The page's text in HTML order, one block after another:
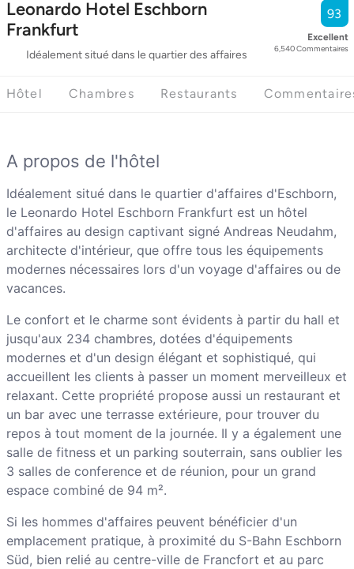
Leonardo Hotel Eschborn
Frankfurt
Idéalement situé dans le quartier des affaires
93
Excellent
6,540Commentaires
Hôtel Chambres Restaurants
A propos de l'hôtel
Idéalement situé dans le quartier d'affaires d'Eschborn,
le Leonardo Hotel Eschborn Frankfurt est un hôtel
d'affaires au design captivant signé Andreas Neudahm,
architecte d'intérieur, que offre tous les équipements
modernes nécessaires lors d'un voyage d'affaires ou de
vacances.
Le confort et le charme sont évidents à partir du hall et
jusqu'aux 234 chambres, dotées d'équipements
modernes et d'un design élégant et sophistiqué, qui
accueillent les clients à passer un moment merveilleux et
relaxant. Cette propriété propose aussi un restaurant et
un bar avec une terrasse extérieure, pour trouver du
repos à tout moment de la journée. Il y a également une
salle de fitness et un parking souterrain, sans oublier les
3 salles de conference et de réunion, pour un grand
espace combiné de 94 m².
Si les hommes d'affaires peuvent bénéficier d'un
emplacement pratique, à proximité du S-Bahn Eschborn
Süd, bien relié au centre-ville de Francfort et au parc